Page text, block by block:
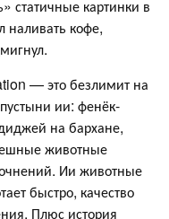
картинки в
наливать кофе,
— это безлимит на
ии: фенёк-
на бархане,
животные
Ии животные
быстро, качество
Плюс история